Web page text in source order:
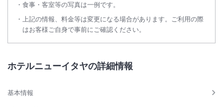
食事・客室等の写真は一例です。
上記の情報、料金等は変更になる場合があります。ご利用の際
はお客様ご自身で事前にご確認ください。
ホテルニューイタヤの詳細情報
基本情報